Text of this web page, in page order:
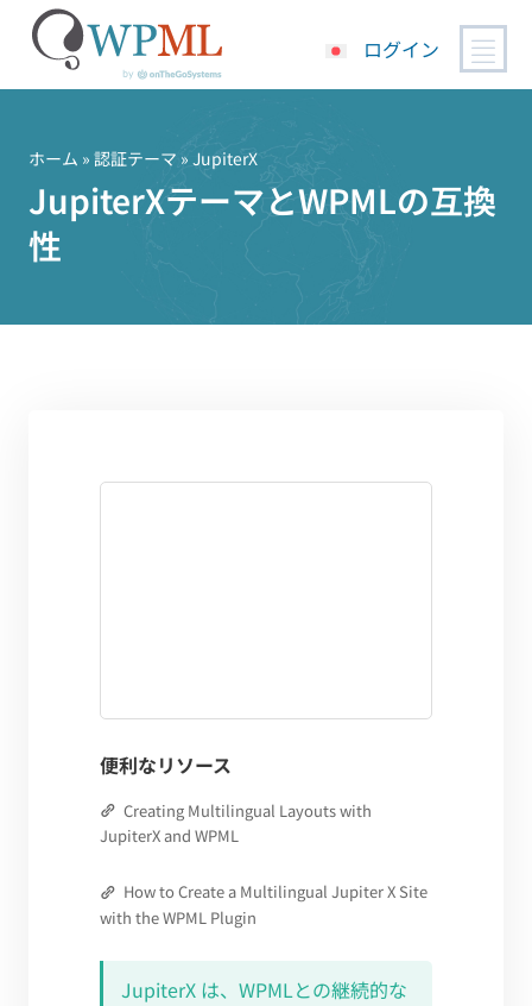
ッ
ログイン
ホーム » 認証テーマ » JupiterX
JupiterXテーマとWPMLの互換
性
便利なリソース
Creating Multilingual Layouts with
JupiterX and WPML
How to Create a Multilingual Jupiter X Site
with the WPML Plugin
JupiterX は、WPMLとの継続的な